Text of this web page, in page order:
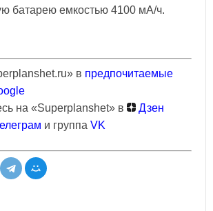
батарею емкостью 4100 мА/ч.
в предпочитаемые
на «Superplanshet» в
Дзен
и группа VK